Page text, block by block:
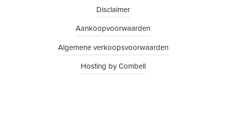
Disclaimer
Aankoopvoorwaarden
Algemene verkoopsvoorwaarden
Hosting by Combell